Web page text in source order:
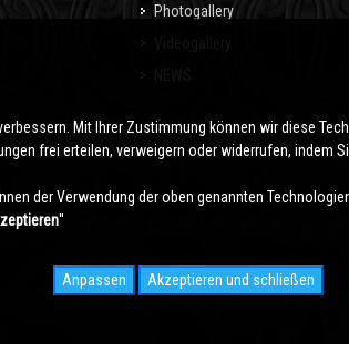
Photogallery
Mit Ihrer Zustimmung können wir diese
frei erteilen, verweigern oder widerrufen, indem
der Verwendung der oben genannten
''
Anpassen Akzeptieren und schließen